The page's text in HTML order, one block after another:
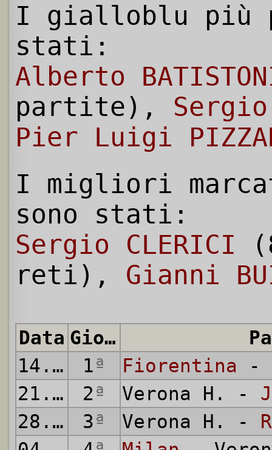
I gialloblu più
stati:
Alberto
partite), Sergio
Pier Luigi
I migliori
sono stati:
Sergio CLERICI
reti), Gianni
Data Giornata
14.09.
1969
1ª Fiorentina -
21.09.
1969
2ª Verona H. -
28.09.
1969
3ª Verona H. -